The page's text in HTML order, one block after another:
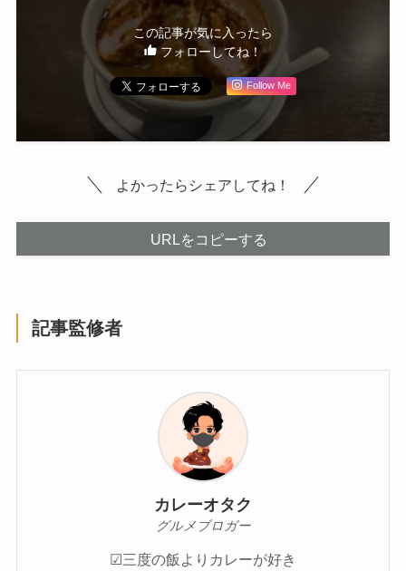
この記事が気に入ったら
フォローしてね！
Follow Me
よかったらシェアしてね！
URLをコピーする
記事監修者
カレーオタク
グルメブロガー
☑︎三度の飯よりカレーが好き